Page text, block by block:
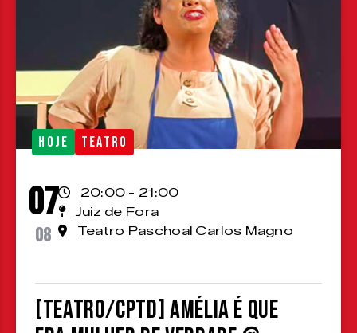
HOJE TEATRO
07
08
20:00 - 21:00
Juiz de Fora
Teatro Paschoal Carlos Magno
[TEATRO/CPTD] Amélia é que